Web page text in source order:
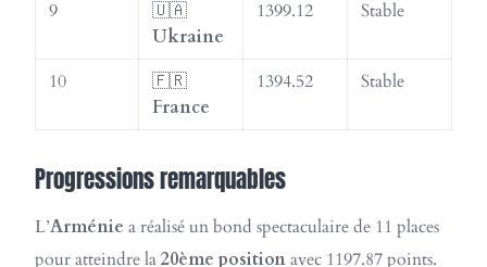
9
🇺🇦
Ukraine
1399.12 Stable
10
🇫🇷
France
1394.52 Stable
Progressions remarquables
L’Arménie a réalisé un bond spectaculaire de 11 places
pour atteindre la20ème positionavec 1197.87 points.